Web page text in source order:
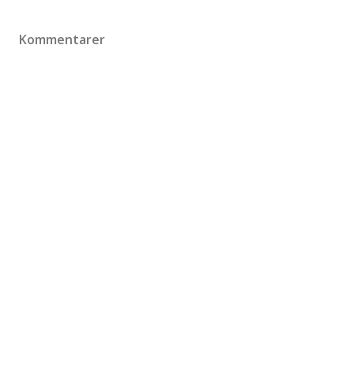
Kommentarer